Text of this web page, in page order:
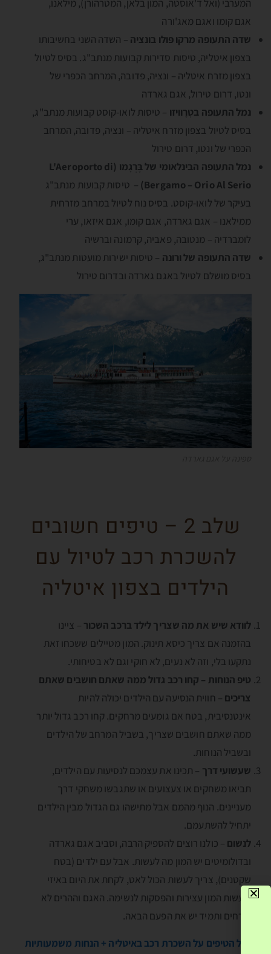
המערבי (ואל ד'אוסטה, המון בלאן, המטרהורן), מילאנו,
אגם קומו ואגם מאג'ורה
שדה התעופה מרקו פּולו בונציה – השדה השני בחשיבותו
בצפון איטליה, טיסות סדירות קבועות מנתב"ג. בסיס לטיול
בצפון מזרח איטליה – ונציה, פדובה, המרחב הכפרי של
ונטו, דרום טירול, אגם גארדה
נמל התעופה בטְרֶוויזו – טיסות לואו-קוסט קבועות מנתב"ג,
בסיס לטיול בצפון מזרח איטליה – ונציה, פדובה, המרחב
הכפרי של ונטו, דרום טירול
נמל התעופה הבינלאומי של בֶּרְגָמו (L'Aeroporto di
Bergamo – Orio Al Serio) – טיסות קבועות מנתב"ג
בעיקר של לואו-קוסט. בסיס נוח לטיול במרחב מזרחית
ממילאנו – אגם גארדה, אגם קומו, אגם איזאו, ערי
לומברדיה – מנטובה, פאביה, קרמונה וברשיה
שדה התעופה של ורונה – טיסות ישירות מועטות מנתב"ג,
בסיס מושלם לטיול באגם גארדה ובדרום טירול
שלב 2 – טיפים חשובים
להשכרת רכב לטיול עם
הילדים בצפון איטליה
לוודא שיש את מה שצריך לילד ברכב השכור – ציינו
בהזמנה אם צריך כיסא תינוק. המון מטיילים ששכחו זאת
נתקעו בלי, וזה לא נעים, לא חוקי וגם לא בטיחותי.
טיפ הנוחות – קחו רכב גדול ממה שאתם חושבים שאתם
צריכים – חווית הנסיעה עם הילדים יכולה להיות
אינטנסיבית, בטח אם גומעים מרחקים. קחו רכב גדול יותר
ממה שאתם חושבים שצריך, בשביל המרחב של הילדים
ובשביל הנוחות.
שעשועי דרך – תכינו את עצמכם לנסיעות עם הילדים,
תביאו משחקים או צעצועים או שתגבשו משחקי דרך
מעניינים. הנוף מהמם אבל מתישהו גם הגדול מבין הילדים
יתחיל להשתעמם.
לנשום – כולנו רוצים להספיק הרבה, וסביב אגם גארדה
ובדולומיטים יש המון מה לעשות. אבל עם ילדים (בטח
שקטנים), צריך לעשות הכול לאט, לקחת את היום באיזי
ולעשות המון עצירות והפסקות לנשימה. האגם וההרים לא
בורחים ותמיד יש את הפעם הבאה.
לכל הטיפים על השכרת רכב באיטליה + הנחות משמעותיות